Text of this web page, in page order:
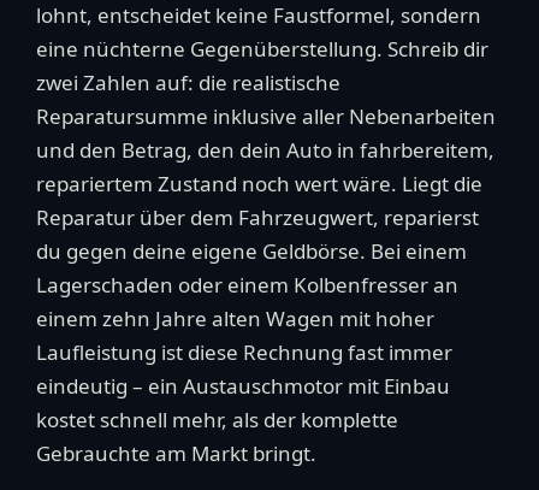
lohnt, entscheidet keine Faustformel, sondern
eine nüchterne Gegenüberstellung. Schreib dir
zwei Zahlen auf: die realistische
Reparatursumme inklusive aller Nebenarbeiten
und den Betrag, den dein Auto in fahrbereitem,
repariertem Zustand noch wert wäre. Liegt die
Reparatur über dem Fahrzeugwert, reparierst
du gegen deine eigene Geldbörse. Bei einem
Lagerschaden oder einem Kolbenfresser an
einem zehn Jahre alten Wagen mit hoher
Laufleistung ist diese Rechnung fast immer
eindeutig – ein Austauschmotor mit Einbau
kostet schnell mehr, als der komplette
Gebrauchte am Markt bringt.